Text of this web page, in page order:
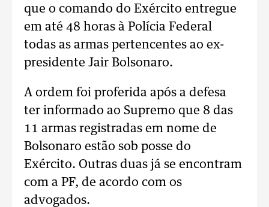
que o comando do Exército entregue
em até 48 horas à Polícia Federal
todas as armas pertencentes ao ex-
presidente Jair Bolsonaro.
A ordem foi proferida após a defesa
ter informado ao Supremo que 8 das
11 armas registradas em nome de
Bolsonaro estão sob posse do
Exército. Outras duas já se encontram
com a PF, de acordo com os
advogados.